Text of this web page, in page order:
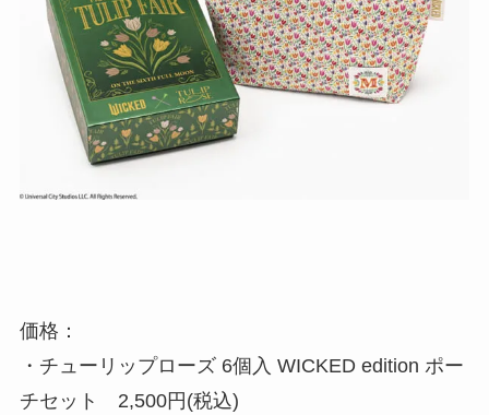
価格：
・チューリップローズ 6個入 WICKED edition ポー
チセット 2,500円(税込)